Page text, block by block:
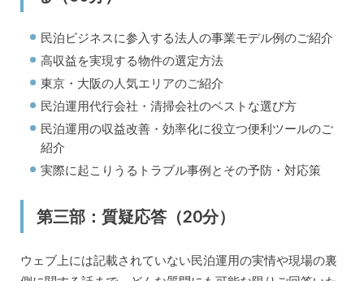
民泊ビジネスに参入する法人の事業モデル例のご紹介
高収益を実現する物件の選定方法
東京・大阪の人気エリアのご紹介
民泊運用代行会社・清掃会社のベストな選び方
民泊運用の収益改善・効率化に役立つ便利ツールのご
紹介
実際に起こりうるトラブル事例とその予防・対応策
第三部：質疑応答（20分）
ウェブ上には記載されていない民泊運用の実情や現場の裏